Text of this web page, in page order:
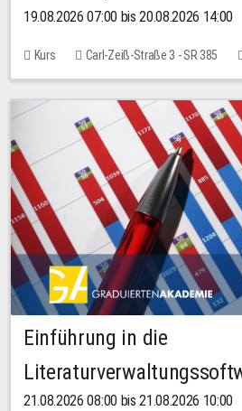
19.08.2026 07:00 bis 20.08.2026 14:00
Kurs Carl-Zeiß-Straße 3 - SR 385
Einführung in die
21.08.2026 08:00 bis 21.08.2026 10:00